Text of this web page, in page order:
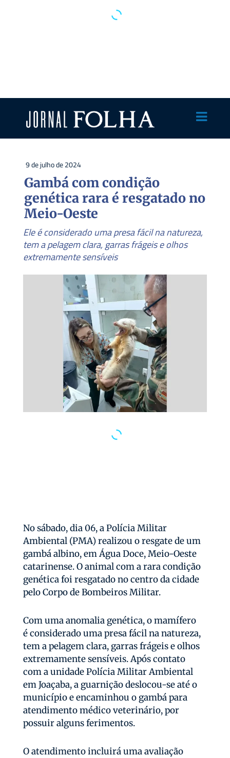
9 de julho de 2024
Gambá com condição
genética rara é resgatado no
Meio-Oeste
Ele é considerado uma presa fácil na natureza,
tem a pelagem clara, garras frágeis e olhos
extremamente sensíveis
No sábado, dia 06, a Polícia Militar
Ambiental (PMA) realizou o resgate de um
gambá albino, em Água Doce, Meio-Oeste
catarinense. O animal com a rara condição
genética foi resgatado no centro da cidade
pelo Corpo de Bombeiros Militar.
Com uma anomalia genética, o mamífero
é considerado uma presa fácil na natureza,
tem a pelagem clara, garras frágeis e olhos
extremamente sensíveis. Após contato
com a unidade Polícia Militar Ambiental
em Joaçaba, a guarnição deslocou-se até o
município e encaminhou o gambá para
atendimento médico veterinário, por
possuir alguns ferimentos.
O atendimento incluirá uma avaliação